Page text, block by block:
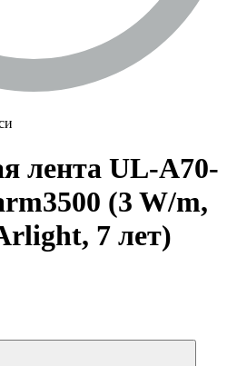
лента UL-A70-
(3 W/m,
7 лет)